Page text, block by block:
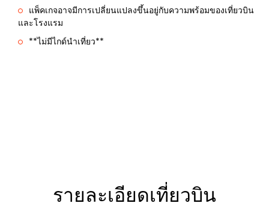
แพ็คเกจอาจมีการเปลี่ยนแปลงขึ้นอยู่กับความพร้อมของเที่ยวบิน
และโรงแรม
**ไม่มีไกด์นำเที่ยว**
รายละเอียดเที่ยวบิน